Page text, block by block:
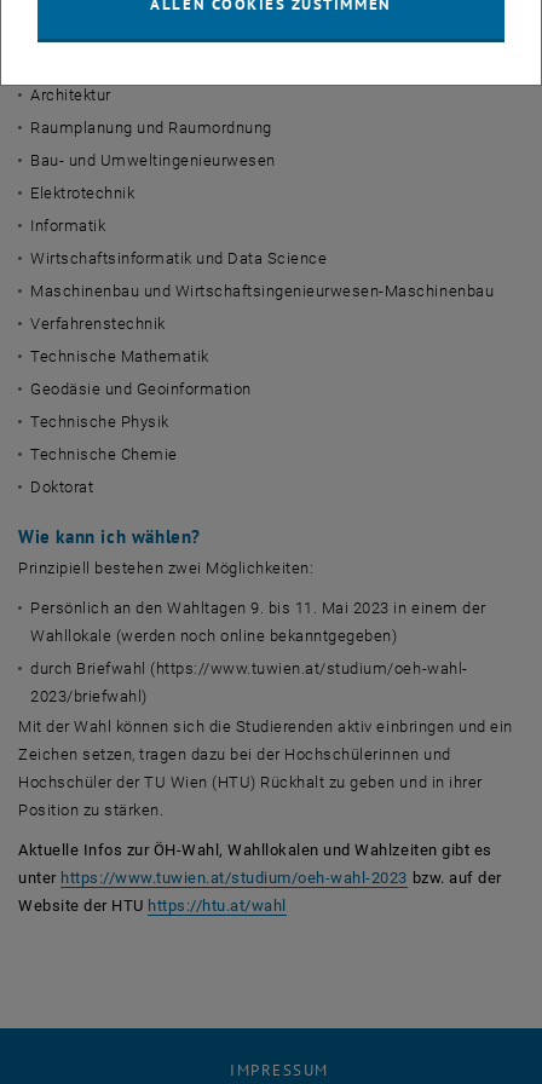
Architektur
Raumplanung und Raumordnung
Bau- und Umweltingenieurwesen
Elektrotechnik
Informatik
Wirtschaftsinformatik und Data Science
Maschinenbau und Wirtschaftsingenieurwesen-Maschinenbau
Verfahrenstechnik
Technische Mathematik
Geodäsie und Geoinformation
Technische Physik
Technische Chemie
Doktorat
Wie kann ich wählen?
Prinzipiell bestehen zwei Möglichkeiten:
Persönlich an den Wahltagen 9. bis 11. Mai 2023 in einem der
Wahllokale (werden noch online bekanntgegeben)
durch Briefwahl (https://www.tuwien.at/studium/oeh-wahl-
2023/briefwahl)
Mit der Wahl können sich die Studierenden aktiv einbringen und ein
Zeichen setzen, tragen dazu bei der Hochschülerinnen und
Hochschüler der TU Wien (HTU) Rückhalt zu geben und in ihrer
Position zu stärken.
Aktuelle Infos zur ÖH-Wahl, Wahllokalen und Wahlzeiten gibt es
unter https://www.tuwien.at/studium/oeh-wahl-2023 bzw. auf der
Website der HTU https://htu.at/wahl
IMPRESSUM
ALLEN COOKIES ZUSTIMMEN